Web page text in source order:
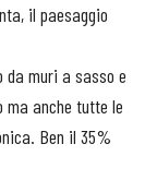
il paesaggio
da muri a sasso e
ma anche tutte le
Ben il 35%